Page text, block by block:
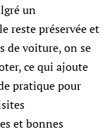
un
reste préservée et
de voiture, on se
ce qui ajoute
pratique pour
et bonnes